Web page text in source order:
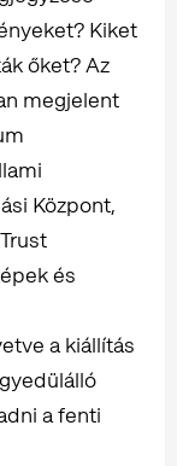
Kiket
őket? Az
megjelent
Központ,
és
a kiállítás
a fenti